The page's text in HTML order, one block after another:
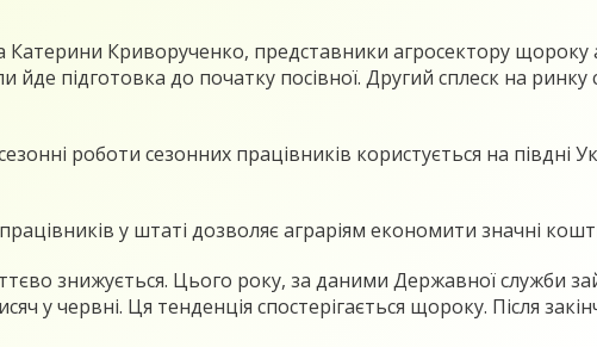
Криворученко, представники агросектору щороку
підготовка до початку посівної. Другий сплеск на ринку
роботи сезонних працівників користується на півдні
у штаті дозволяє аграріям економити значні
знижується. Цього року, за даними Державної служби
у червні. Ця тенденція спостерігається щороку. Після